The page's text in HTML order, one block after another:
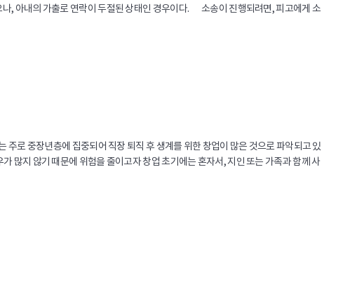
, 아내의 가출로 연락이 두절된 상태인 경우이다. 소송이 진행되려면, 피고에게 소
로 중장년층에 집중되어 직장 퇴직 후 생계를 위한 창업이 많은 것으로 파악되고 있
많지 않기 때문에 위험을 줄이고자 창업 초기에는 혼자서, 지인 또는 가족과 함께 사